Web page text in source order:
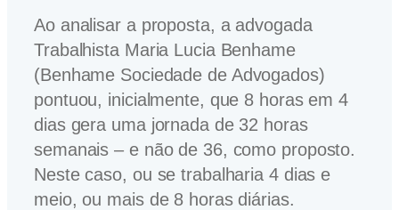
Ao analisar a proposta, a advogada
Trabalhista Maria Lucia Benhame
(Benhame Sociedade de Advogados)
pontuou, inicialmente, que 8 horas em 4
dias gera uma jornada de 32 horas
semanais – e não de 36, como proposto.
Neste caso, ou se trabalharia 4 dias e
meio, ou mais de 8 horas diárias.